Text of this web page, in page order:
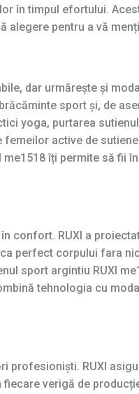
în timpul efortului.
alegere pentru a vă
dar urmărește și
sport și, de
yoga, purtarea
active de
îți permite să fii
confort. RUXI a
perfect corpului fara
sport argintiu RUXI
tehnologia cu
profesioniști. RUXI
verigă de